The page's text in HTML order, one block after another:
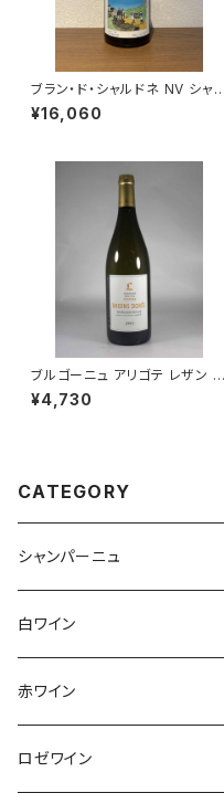
ブラン・ド・シャルドネ NV シャヴ
ォスト シャンパーニュ 750ml
¥16,060
ブルゴーニュ アリゴテ レザン ド
レ 2021 750ml ミシェル ラファ
ルジュ 白ワイン フランス ブルゴ
¥4,730
CATEGORY
シャンパーニュ
アンリ・ジロー
アンリ・ビリオ・フィス
エティエンヌ・ルフェーヴル
白ワイン
フランス
アルザス
ドイツ
赤ワイン
フランス
ロゼワイン